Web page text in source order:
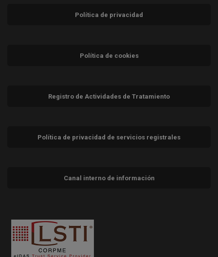
Política de privacidad
Política de cookies
Registro de Actividades de Tratamiento
Política de privacidad de servicios registrales
Canal interno de información